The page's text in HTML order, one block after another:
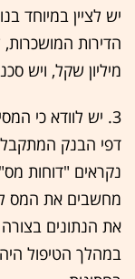
יש לציין במיוחד
מיליון שקל, ויש
3. יש לוודא כי
דפי הבנק
נקראים "דוחות
מחשבים את המס
את הנתונים
במהלך הטיפול